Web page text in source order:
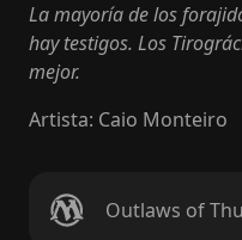
La mayoría de los
hay testigos. Los
mejor.
Artista: Caio Monteiro
Outlaws of